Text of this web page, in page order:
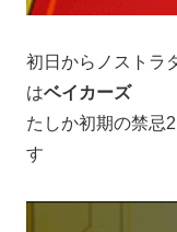
初日からノストラ
はベイカーズ
たしか初期の禁忌
す